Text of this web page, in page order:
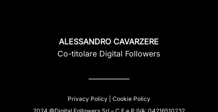
ALESSANDRO CAVARZERE
Co-titolare Digital Followers
Privacy Policy| Cookie Policy